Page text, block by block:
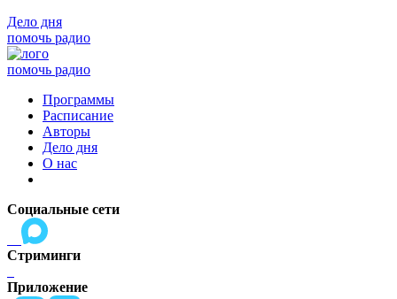
Дело дня
помочь радио
помочь радио
Программы
Расписание
Авторы
Дело дня
О нас
Социальные сети
Стриминги
Приложение